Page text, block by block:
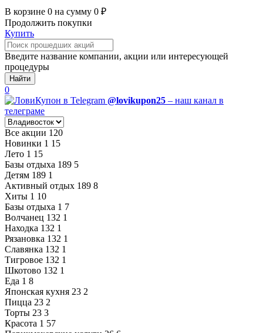
В корзине 0 на сумму 0 ₽
Продолжить покупки
Купить
Введите название компании, акции или интересующей
процедуры
Найти
0
@lovikupon25 – наш канал в
телеграме
Все акции 120
Новинки 1 15
Лето 1 15
Базы отдыха 189 5
Детям 189 1
Активный отдых 189 8
Хиты 1 10
Базы отдыха 1 7
Волчанец 132 1
Находка 132 1
Рязановка 132 1
Славянка 132 1
Тигровое 132 1
Шкотово 132 1
Еда 1 8
Японская кухня 23 2
Пицца 23 2
Торты 23 3
Красота 1 57